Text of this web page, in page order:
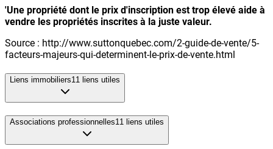
'Une propriété dont le prix d'inscription est trop élevé aide à
vendre les propriétés inscrites à la juste valeur.
Source : http://www.suttonquebec.com/2-guide-de-vente/5-
facteurs-majeurs-qui-determinent-le-prix-de-vente.html
Liens immobiliers11 liens utiles
Associations professionnelles11 liens utiles